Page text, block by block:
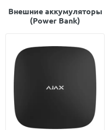
Внешние аккумуляторы
(Power Bank)